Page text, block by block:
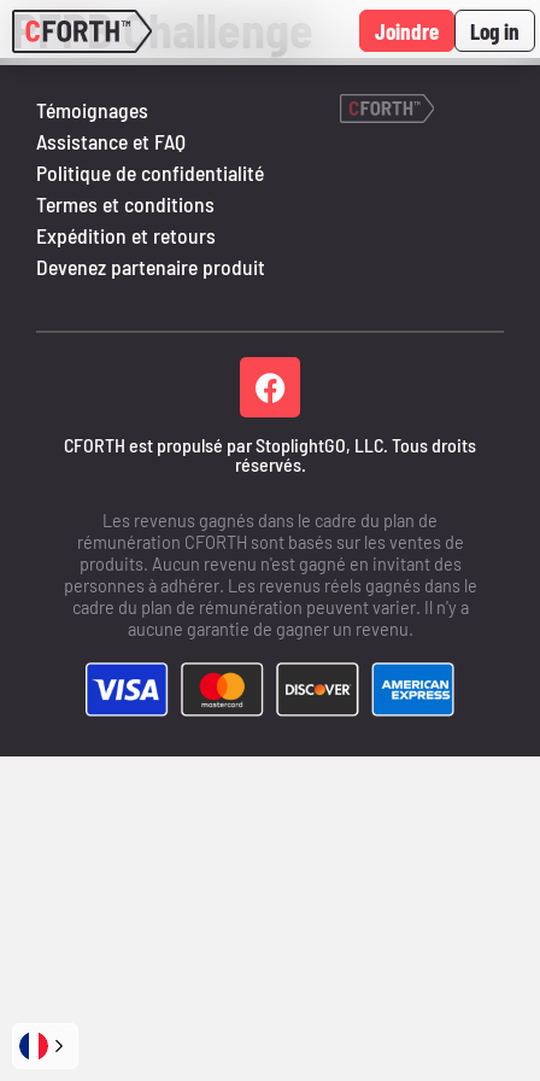
Joindre Log in
PFPB Challenge
Témoignages
Assistance et FAQ
Politique de confidentialité
Termes et conditions
Expédition et retours
Devenez partenaire produit
CFORTH est propulsé par StoplightGO, LLC. Tous droits
réservés.
Les revenus gagnés dans le cadre du plan de
rémunération CFORTH sont basés sur les ventes de
produits. Aucun revenu n'est gagné en invitant des
personnes à adhérer. Les revenus réels gagnés dans le
cadre du plan de rémunération peuvent varier. Il n'y a
aucune garantie de gagner un revenu.